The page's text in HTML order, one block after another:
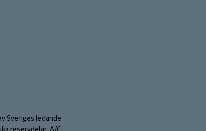
Sveriges ledande